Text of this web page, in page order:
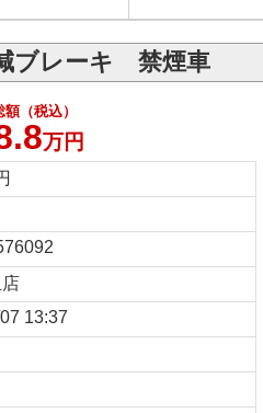
ブレーキ 禁煙車
（税込）
万円
13:37